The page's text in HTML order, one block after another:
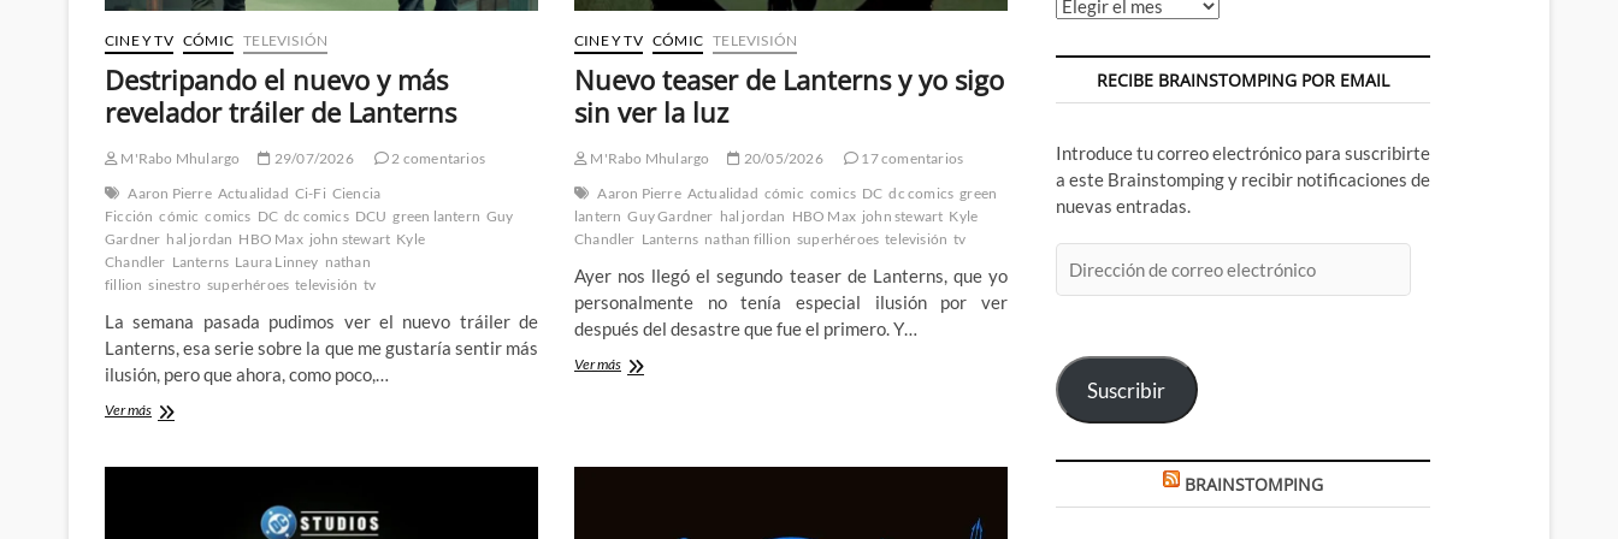
CINE Y TV CÓMIC TELEVISIÓN
Destripando el nuevo y más
revelador tráiler de Lanterns
M'Rabo Mhulargo 29/07/2026
2 comentarios
Aaron Pierre Actualidad Ci-Fi Ciencia
Ficción cómic comics DC dc comics DCU green lantern Guy
Gardner hal jordan HBO Max john stewart Kyle
Chandler Lanterns Laura Linney nathan
fillion sinestro superhéroes televisión tv
La semana pasada pudimos ver el nuevo tráiler de
Lanterns, esa serie sobre la que me gustaría sentir más
ilusión, pero que ahora, como poco,…
Ver másDestripando
CINE Y TV CÓMIC TELEVISIÓN
Nuevo teaser de Lanterns y yo sigo
sin ver la luz
M'Rabo Mhulargo 20/05/2026
17 comentarios
Aaron Pierre Actualidad cómic comics DC dc comics green
lantern Guy Gardner hal jordan HBO Max john stewart Kyle
Chandler Lanterns nathan fillion superhéroes televisión tv
Ayer nos llegó el segundo teaser de Lanterns, que yo
personalmente no tenía especial ilusión por ver
después del desastre que fue el primero. Y…
Ver másNuevo
yo
Archivos
RECIBE BRAINSTOMPING POR EMAIL
Introduce tu correo electrónico para suscribirte
a este Brainstomping y recibir notificaciones de
nuevas entradas.
de
Suscribir
BRAINSTOMPING